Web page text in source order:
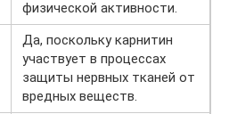
физической активности.
Да, поскольку карнитин
участвует в процессах
защиты нервных тканей от
вредных веществ.